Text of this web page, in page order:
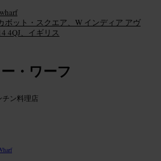
ボット・スクエア、W インディア アヴ
4QJ、イギリス
・ワーフ
チン料理店